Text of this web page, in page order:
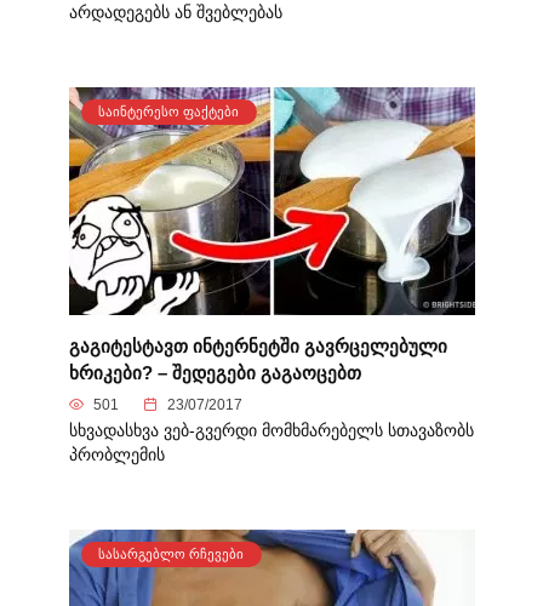
არდადეგებს ან შვებლებას
ᲡᲐᲘᲜᲢᲔᲠᲔᲡᲝ ᲤᲐᲥᲢᲔᲑᲘ
გაგიტესტავთ ინტერნეტში გავრცელებული
ხრიკები? – შედეგები გაგაოცებთ
501 23/07/2017
სხვადასხვა ვებ-გვერდი მომხმარებელს სთავაზობს
პრობლემის
ᲡᲐᲡᲐᲠᲒᲔᲑᲚᲝ ᲠᲩᲔᲕᲔᲑᲘ